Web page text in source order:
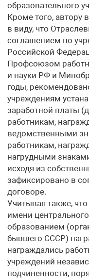
образовательного
Кроме того, автору
в виду, что
соглашением по
Российской
Профсоюзом
и науки РФ и
годы,
учреждениям
заработной платы
работникам,
ведомственными
работникам,
нагрудными
исходя из
зафиксировано в
договоре.
Учитывая также,
имени
образованием
бывшего СССР)
награждались
учреждений
подчиненности,